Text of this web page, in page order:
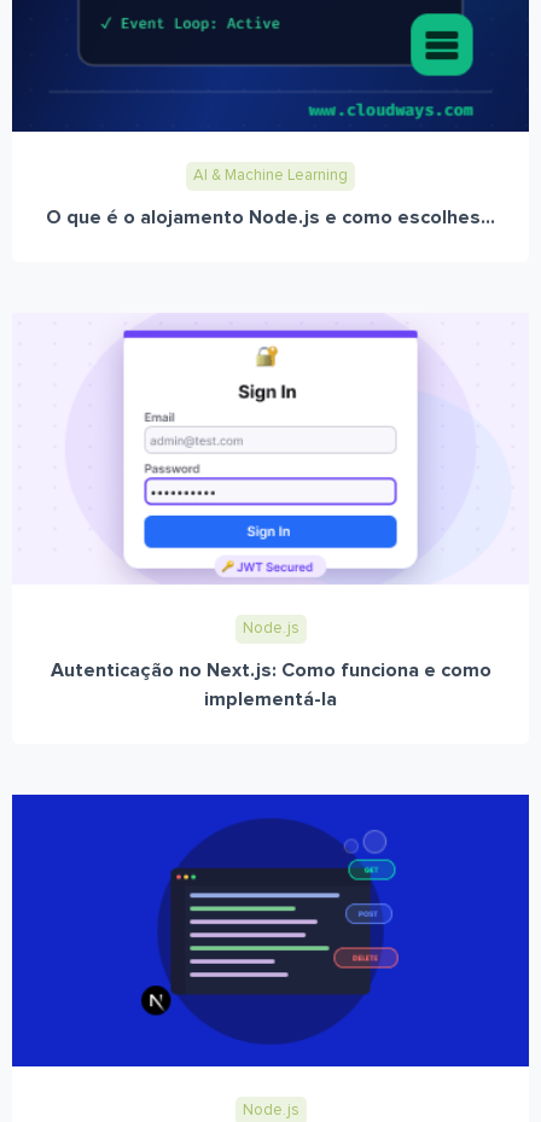
AI & Machine Learning
O que é o alojamento Node.js e como escolhes...
Node.js
Autenticação no Next.js: Como funciona e como
implementá-la
Node.js